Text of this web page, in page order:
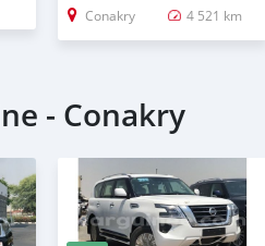
Conakry 4 521 km
- Conakry